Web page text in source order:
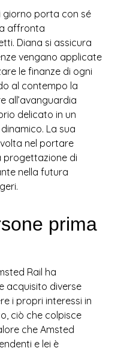
giorno porta con sé
affronta
Diana si assicura
vengano applicate
le finanze di ogni
al contempo la
all’avanguardia
delicato in un
La sua
nel portare
progettazione di
nella futura
prima
Rail ha
acquisito diverse
i propri interessi in
ciò che colpisce
che Amsted
e lei è